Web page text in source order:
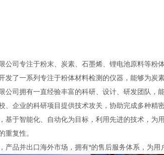
公司专注于粉末、炭素、石墨烯、锂电池原料等粉
发了一系列专注于粉体材料检测的仪器，能够为炭
公司拥有一直经验丰富的科研、设计、研发团队，
、企业的科研项目提供技术攻关，协助完成多种精
基于智能化、自动化为目标，利用先进的技术，为
重复性。
产品并出口海外市场，拥有*的售后服务体系，为用